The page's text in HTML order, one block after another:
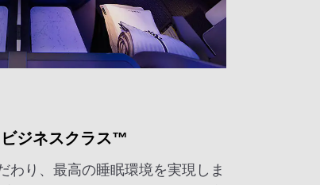
ジネスクラス™
わり、最高の睡眠環境を実現しま